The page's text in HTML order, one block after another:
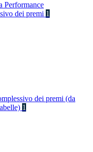
Performance
dei premi 1
dei premi (da
1